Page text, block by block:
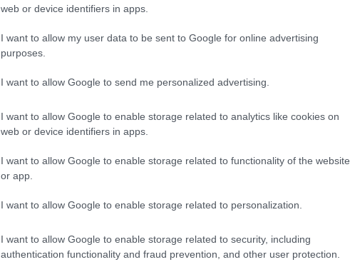
web or device identifiers in apps.
I want to allow my user data to be sent to Google for online advertising
purposes.
I want to allow Google to send me personalized advertising.
I want to allow Google to enable storage related to analytics like cookies on
web or device identifiers in apps.
I want to allow Google to enable storage related to functionality of the website
or app.
I want to allow Google to enable storage related to personalization.
I want to allow Google to enable storage related to security, including
authentication functionality and fraud prevention, and other user protection.